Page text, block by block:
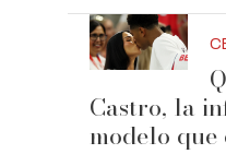
Castro, la
modelo